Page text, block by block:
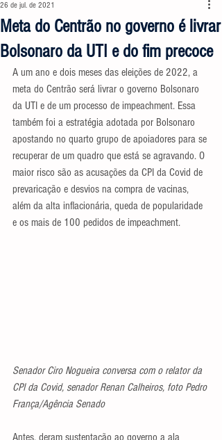
Meta do Centrão no governo é livrar
Bolsonaro da UTI e do fim precoce
26 de jul. de 2021
A um ano e dois meses das eleições de 2022, a
meta do Centrão será livrar o governo Bolsonaro
da UTI e de um processo de impeachment. Essa
também foi a estratégia adotada por Bolsonaro
apostando no quarto grupo de apoiadores para se
recuperar de um quadro que está se agravando. O
maior risco são as acusações da CPI da Covid de
prevaricação e desvios na compra de vacinas,
além da alta inflacionária, queda de popularidade
e os mais de 100 pedidos de impeachment.
Senador Ciro Nogueira conversa com o relator da
CPI da Covid, senador Renan Calheiros, foto Pedro
França/Agência Senado